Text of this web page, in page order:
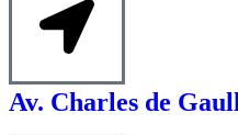
Av. Charles de